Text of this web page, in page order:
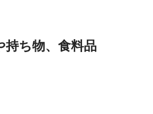
持ち物、食料品